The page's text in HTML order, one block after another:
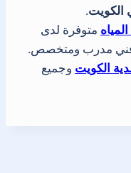
الكويت.
متوفرة لدى
فني مدرب ومتخصص.
الكويت وجميع